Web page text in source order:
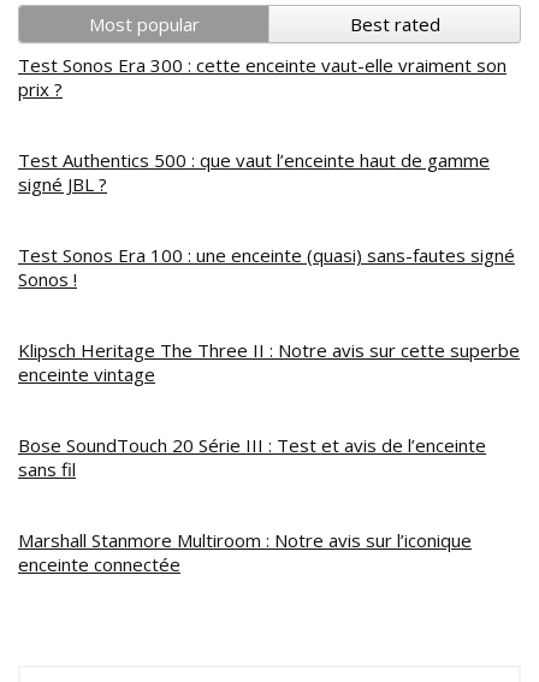
Most popular
Best rated
Test Sonos Era 300 : cette enceinte vaut-elle vraiment son
prix ?
Test Authentics 500 : que vaut l’enceinte haut de gamme
signé JBL ?
Test Sonos Era 100 : une enceinte (quasi) sans-fautes signé
Sonos !
Klipsch Heritage The Three II : Notre avis sur cette superbe
enceinte vintage
Bose SoundTouch 20 Série III : Test et avis de l’enceinte
sans fil
Marshall Stanmore Multiroom : Notre avis sur l’iconique
enceinte connectée